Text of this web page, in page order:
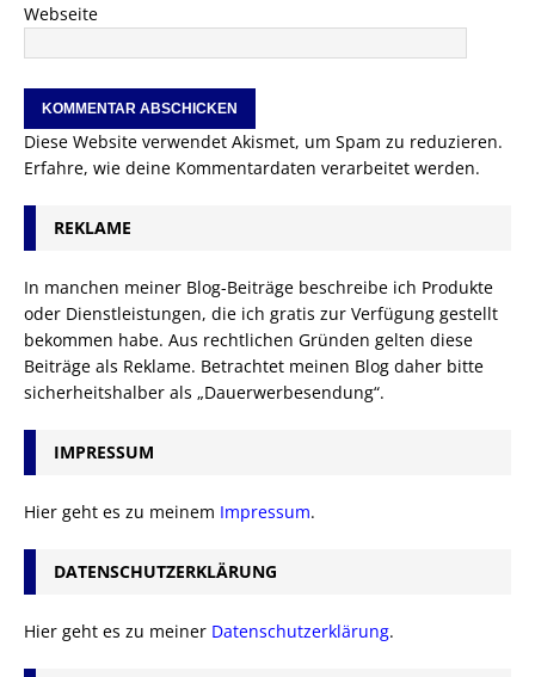
Webseite
Diese Website verwendet Akismet, um Spam zu reduzieren.
Erfahre, wie deine Kommentardaten verarbeitet werden.
REKLAME
In manchen meiner Blog-Beiträge beschreibe ich Produkte
oder Dienstleistungen, die ich gratis zur Verfügung gestellt
bekommen habe. Aus rechtlichen Gründen gelten diese
Beiträge als Reklame. Betrachtet meinen Blog daher bitte
sicherheitshalber als „Dauerwerbesendung“.
IMPRESSUM
Hier geht es zu meinem Impressum.
DATENSCHUTZERKLÄRUNG
Hier geht es zu meiner Datenschutzerklärung.